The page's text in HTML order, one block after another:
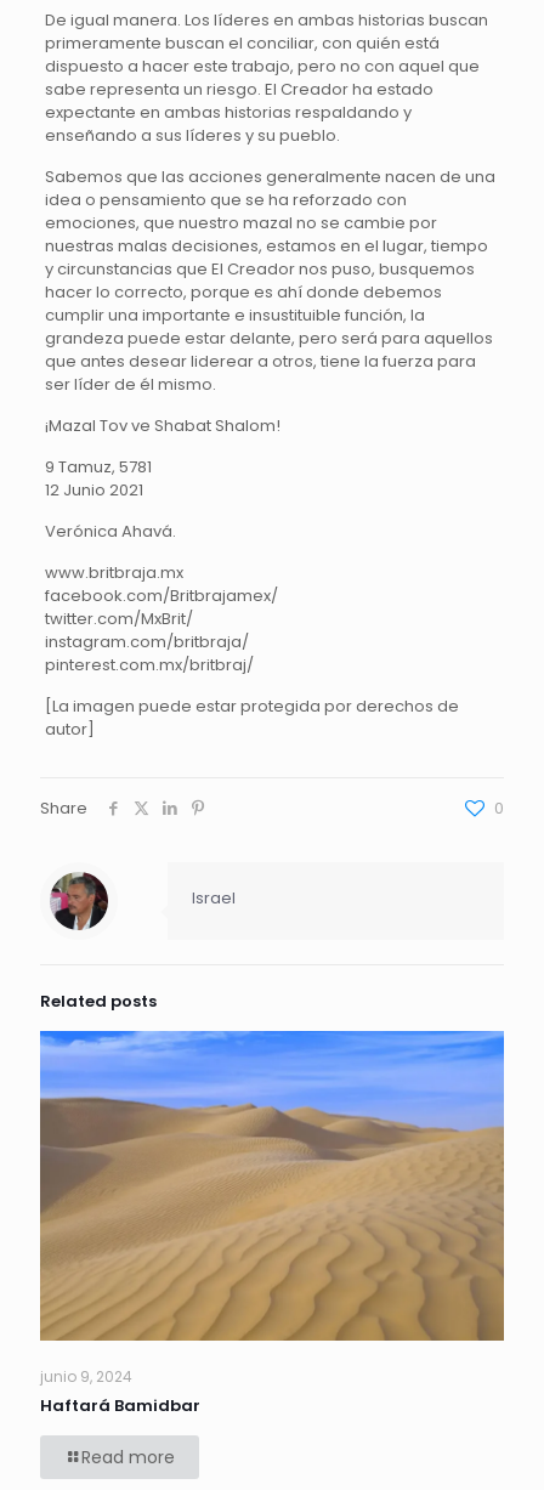
De igual manera. Los líderes en ambas historias buscan
primeramente buscan el conciliar, con quién está
dispuesto a hacer este trabajo, pero no con aquel que
sabe representa un riesgo. El Creador ha estado
expectante en ambas historias respaldando y
enseñando a sus líderes y su pueblo.
Sabemos que las acciones generalmente nacen de una
idea o pensamiento que se ha reforzado con
emociones, que nuestro mazal no se cambie por
nuestras malas decisiones, estamos en el lugar, tiempo
y circunstancias que El Creador nos puso, busquemos
hacer lo correcto, porque es ahí donde debemos
cumplir una importante e insustituible función, la
grandeza puede estar delante, pero será para aquellos
que antes desear liderear a otros, tiene la fuerza para
ser líder de él mismo.
¡Mazal Tov ve Shabat Shalom!
9 Tamuz, 5781
12 Junio 2021
Verónica Ahavá.
www.britbraja.mx
facebook.com/Britbrajamex/
twitter.com/MxBrit/
instagram.com/britbraja/
pinterest.com.mx/britbraj/
[La imagen puede estar protegida por derechos de
autor]
Share 0
Israel
Related posts
junio 9, 2024
Haftará Bamidbar
Read more